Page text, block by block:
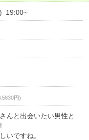
19:00~
5830円)
んと出会いたい男性と
いですね。